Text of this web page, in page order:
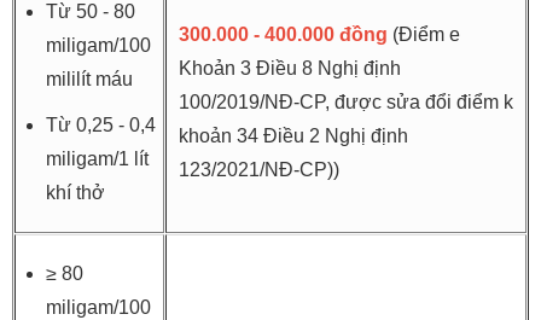
Từ 50 - 80
miligam/100
mililít máu
Từ 0,25 - 0,4
miligam/1 lít
khí thở
300.000 - 400.000 đồng (Điểm e
Khoản 3 Điều 8 Nghị định
100/2019/NĐ-CP, được sửa đổi điểm k
khoản 34 Điều 2 Nghị định
123/2021/NĐ-CP))
≥ 80
miligam/100